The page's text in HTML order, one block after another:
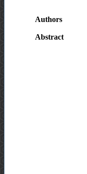
Authors
Abstract